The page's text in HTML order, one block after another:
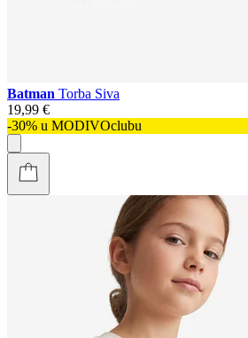
Batman Torba Siva
19,99 €
-30% u MODIVOclubu